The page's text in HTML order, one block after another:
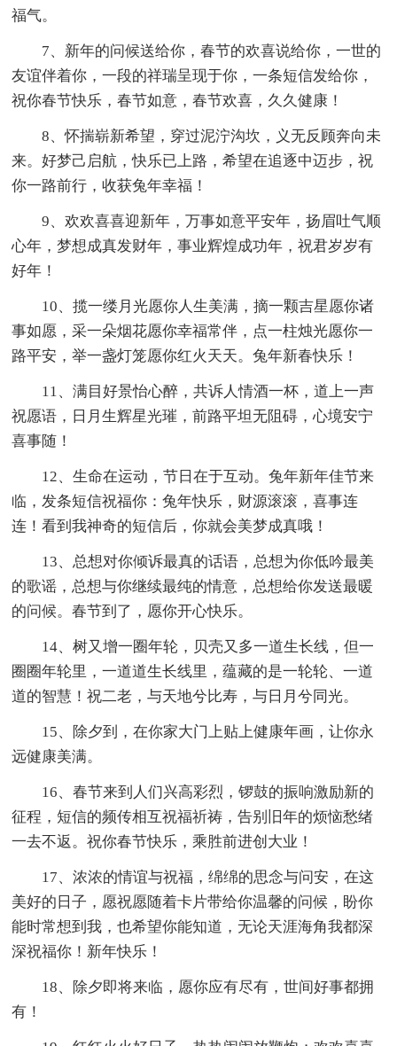
福气。
7、新年的问候送给你，春节的欢喜说给你，一世的
友谊伴着你，一段的祥瑞呈现于你，一条短信发给你，
祝你春节快乐，春节如意，春节欢喜，久久健康！
8、怀揣崭新希望，穿过泥泞沟坎，义无反顾奔向未
来。好梦己启航，快乐已上路，希望在追逐中迈步，祝
你一路前行，收获兔年幸福！
9、欢欢喜喜迎新年，万事如意平安年，扬眉吐气顺
心年，梦想成真发财年，事业辉煌成功年，祝君岁岁有
好年！
10、揽一缕月光愿你人生美满，摘一颗吉星愿你诸
事如愿，采一朵烟花愿你幸福常伴，点一柱烛光愿你一
路平安，举一盏灯笼愿你红火天天。兔年新春快乐！
11、满目好景怡心醉，共诉人情酒一杯，道上一声
祝愿语，日月生辉星光璀，前路平坦无阻碍，心境安宁
喜事随！
12、生命在运动，节日在于互动。兔年新年佳节来
临，发条短信祝福你：兔年快乐，财源滚滚，喜事连
连！看到我神奇的短信后，你就会美梦成真哦！
13、总想对你倾诉最真的话语，总想为你低吟最美
的歌谣，总想与你继续最纯的情意，总想给你发送最暖
的问候。春节到了，愿你开心快乐。
14、树又增一圈年轮，贝壳又多一道生长线，但一
圈圈年轮里，一道道生长线里，蕴藏的是一轮轮、一道
道的智慧！祝二老，与天地兮比寿，与日月兮同光。
15、除夕到，在你家大门上贴上健康年画，让你永
远健康美满。
16、春节来到人们兴高彩烈，锣鼓的振响激励新的
征程，短信的频传相互祝福祈祷，告别旧年的烦恼愁绪
一去不返。祝你春节快乐，乘胜前进创大业！
17、浓浓的情谊与祝福，绵绵的思念与问安，在这
美好的日子，愿祝愿随着卡片带给你温馨的问候，盼你
能时常想到我，也希望你能知道，无论天涯海角我都深
深祝福你！新年快乐！
18、除夕即将来临，愿你应有尽有，世间好事都拥
有！